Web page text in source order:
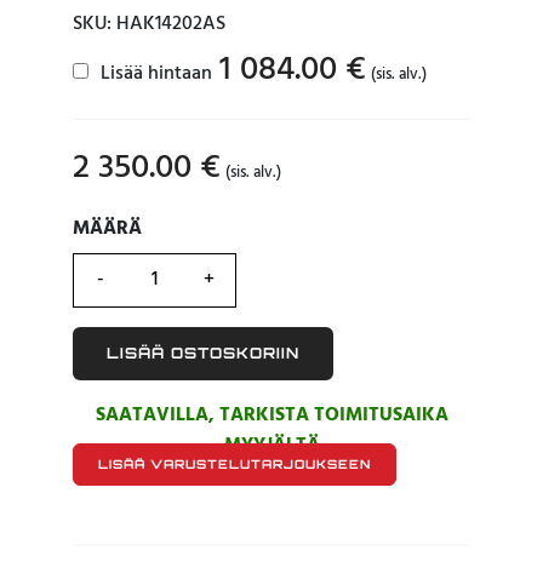
SKU: HAK14202AS
Lisää hintaan 1 084.00 € (sis. alv.)
2 350.00 € (sis. alv.)
MÄÄRÄ
MÄÄRÄ
LISÄÄ OSTOSKORIIN
SAATAVILLA, TARKISTA TOIMITUSAIKA
MYYJÄLTÄ
LISÄÄ VARUSTELUTARJOUKSEEN